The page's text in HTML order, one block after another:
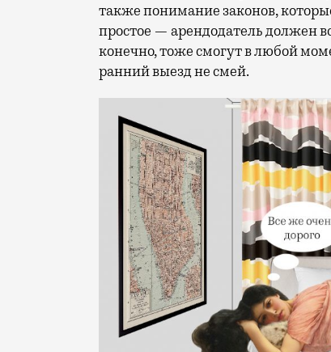
также понимание законов,
простое — арендодатель должен
конечно, тоже смогут в любой
ранний выезд не смей.